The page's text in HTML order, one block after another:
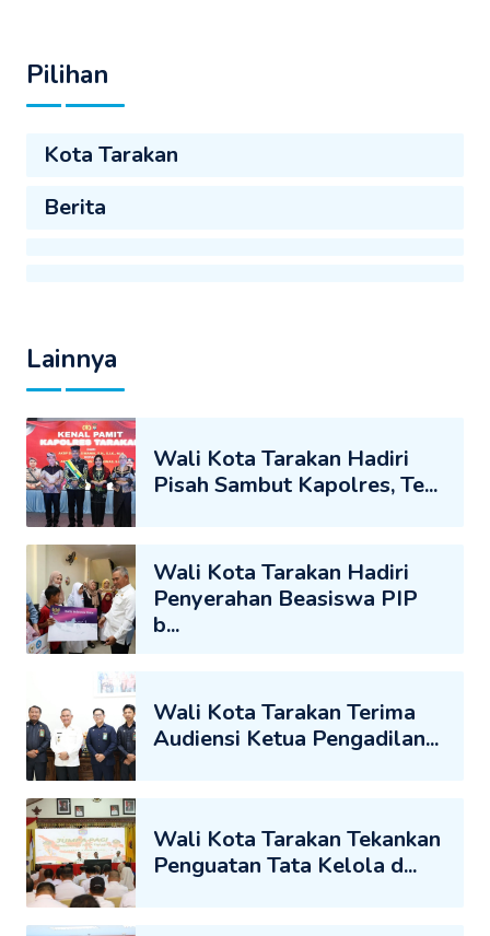
Pilihan
Kota Tarakan
Berita
Lainnya
Wali Kota Tarakan Hadiri
Pisah Sambut Kapolres, Te...
Wali Kota Tarakan Hadiri
Penyerahan Beasiswa PIP
b...
Wali Kota Tarakan Terima
Audiensi Ketua Pengadilan...
Wali Kota Tarakan Tekankan
Penguatan Tata Kelola d...